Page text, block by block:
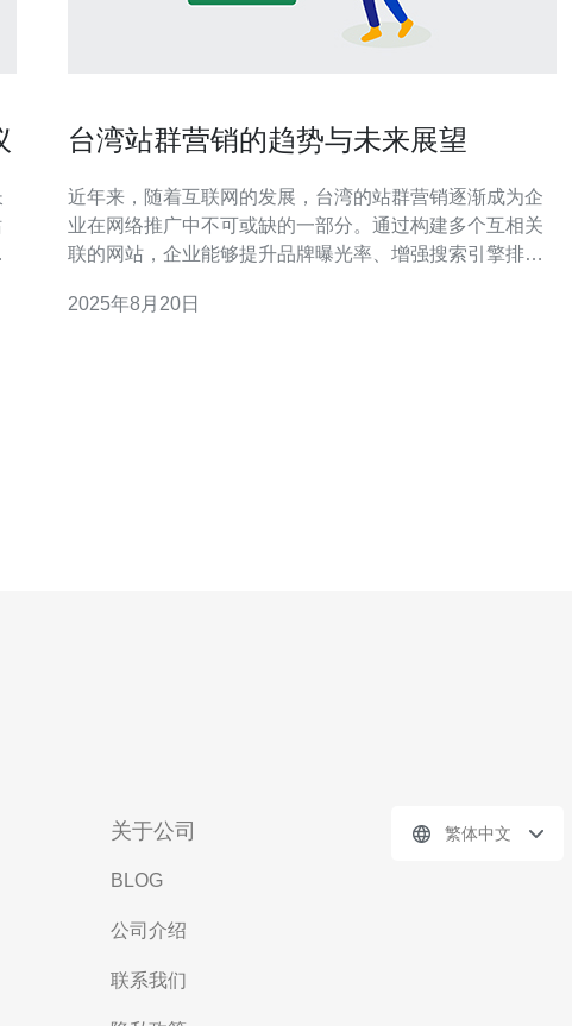
台湾站群营销的趋势与未来展望
近年来，随着互联网的发展，台湾的站群营销逐渐成为企
业在网络推广中不可或缺的一部分。通过构建多个互相关
联的网站，企业能够提升品牌曝光率、增强搜索引擎排
势、市场潜力以及未来展望，为相关企业提供有价值的见
2025年8月20日
关于公司
BLOG
公司介绍
联系我们
繁体中文